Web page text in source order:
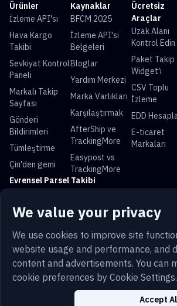
We value your privacy
We use cookies to improve site
website usage and performance, and
content and advertisements. You can
cookie preferences by Cookie Settings.
Accept
Ürünler
İzleme API'sı
Hava Kargo
Takibi
Sevkiyat Kontrol
Paneli
Markalı Takip
Sayfası
Gönderi
Bildirimleri
Tümleştirme
Çin'den gemi
Kaynaklar
BFCM 2025
İzleme API'si
Belgeleri
Bloglar
Yardım Merkezi
Marka Varlıkları
Karşılaştırmak
AfterShip ve
TrackingMore
Easypost vs
TrackingMore
Ücretsiz
Araçlar
Uzak Alanı
Kontrol Edin
Paket Takip
Widget'ı
CSV Toplu
İzleme
EDD
E-ticaret
Markaları
Evrensel Parsel Takibi
China Post TakipRoyal Mail Takip Yun Express
Gizlilik Site Haritası
Çerez Ayarları